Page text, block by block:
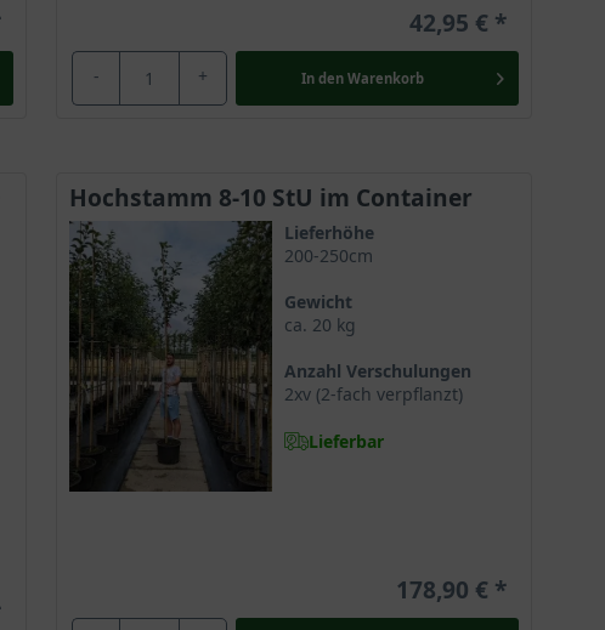
42,95 €
- + In den Warenkorb
Hochstamm 8-10 StU im Container
Lieferhöhe
200-250cm
Gewicht
ca. 20 kg
Anzahl Verschulungen
2xv (2-fach verpflanzt)
Lieferbar
178,90 €